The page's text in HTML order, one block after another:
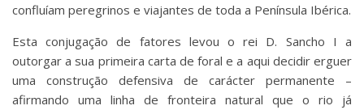
confluíam peregrinos e viajantes de toda a Península Ibérica.
Esta conjugação de fatores levou o rei D. Sancho I a
outorgar a sua primeira carta de foral e a aqui decidir erguer
uma construção defensiva de carácter permanente –
afirmando uma linha de fronteira natural que o rio já